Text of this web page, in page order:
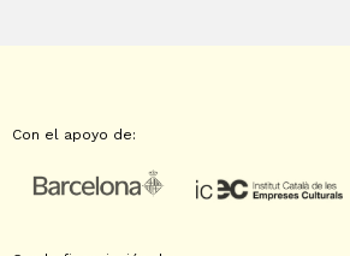
Con el apoyo de: